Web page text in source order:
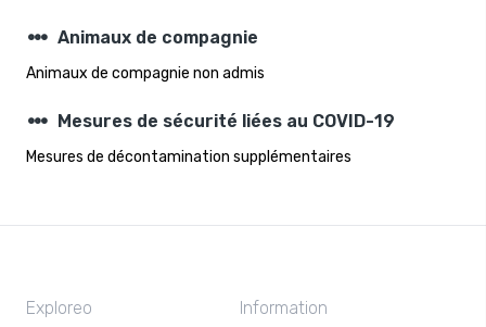
steppers Animaux de compagnie
Animaux de compagnie non admis
steppers Mesures de sécurité liées au COVID-19
Mesures de décontamination supplémentaires
Exploreo Information